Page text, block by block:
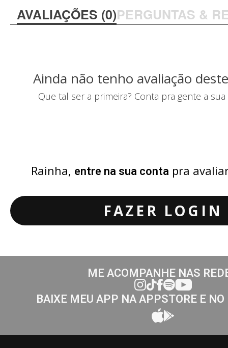
AVALIAÇÕES (0)PERGUNTAS &
Ainda não tenho avaliação
Que tal ser a primeira? Conta pra gente a
Rainha, entre na sua conta pra
FAZER LOGIN
ME ACOMPANHE NAS
BAIXE MEU APP NA APPSTORE E